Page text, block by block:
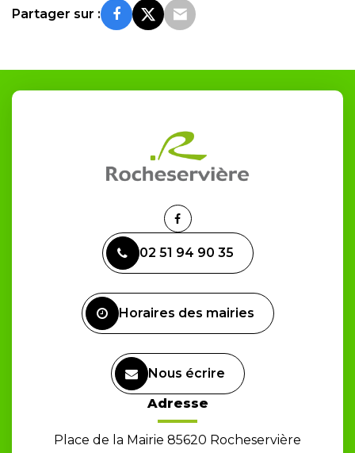
Partager sur :
Lien
le
compte
02 51 94 90 35
Horaires des mairies
Nous écrire
Adresse
Place de la Mairie 85620 Rocheservière